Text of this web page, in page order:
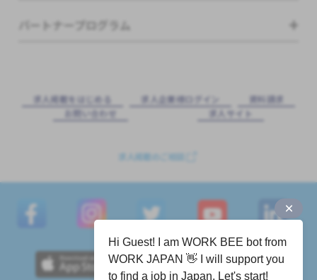
パートナープログラム
求⼈掲載をはじめる 求⼈企業様ログイン
資料請求
お問い合わせ
求⼈サイト
求人掲載のご相談
Hi Guest! I am WORK BEE bot from
WORK JAPAN 👋 I will support you
to find a job in Japan. Let's start!